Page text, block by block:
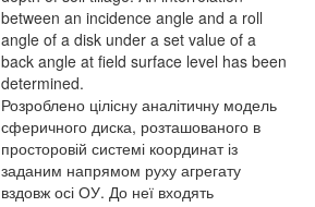
between an incidence angle and a roll
angle of a disk under a set value of a
back angle at field surface level has been
determined.
Розроблено цілісну аналітичну модель
сферичного диска, розташованого в
просторовій системі координат із
заданим напрямом руху агрегату
вздовж осі ОУ. До неї входять